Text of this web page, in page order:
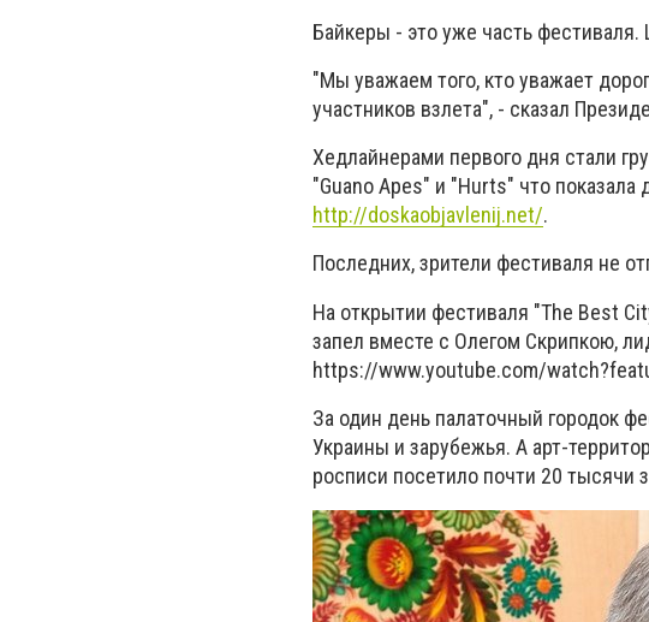
Байкеры - это уже часть
"Мы уважаем того, кто уважает
участников взлета", - сказал
Хедлайнерами первого дня стали
"Guano Apes" и "Hurts" что показала
http://doskaobjavlenij.net/.
Последних, зрители фестиваля не
На открытии фестиваля "The Best
запел вместе с Олегом Скрипкою,
https://www.youtube.com/
За один день палаточный городок
Украины и зарубежья. А арт-
росписи посетило почти 20 тысячи